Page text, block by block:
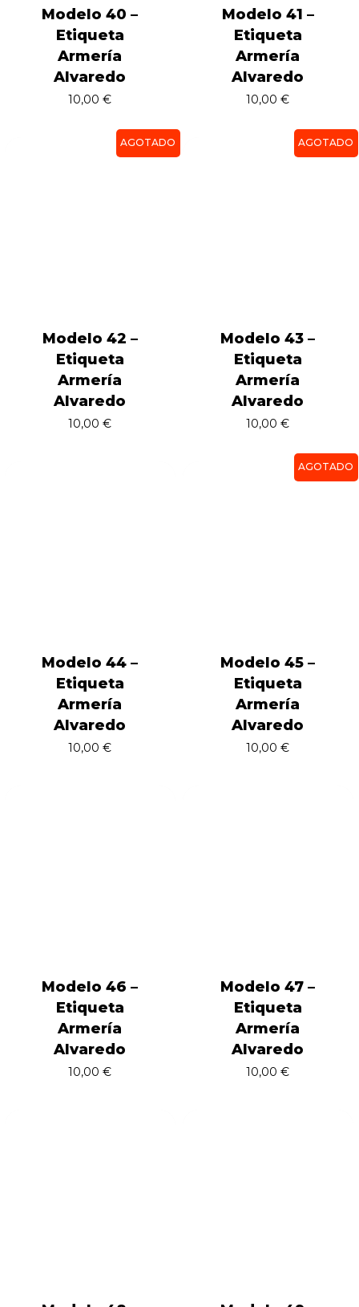
Modelo 40 –
Etiqueta
Armería
Alvaredo
10,00€
Modelo 41 –
Etiqueta
Armería
Alvaredo
10,00€
Modelo 42 –
Etiqueta
Armería
Alvaredo
10,00€
AGOTADO
Modelo 43 –
Etiqueta
Armería
Alvaredo
10,00€
AGOTADO
Modelo 44 –
Etiqueta
Armería
Alvaredo
10,00€
Modelo 45 –
Etiqueta
Armería
Alvaredo
10,00€
AGOTADO
Modelo 46 –
Etiqueta
Armería
Alvaredo
10,00€
Modelo 47 –
Etiqueta
Armería
Alvaredo
10,00€